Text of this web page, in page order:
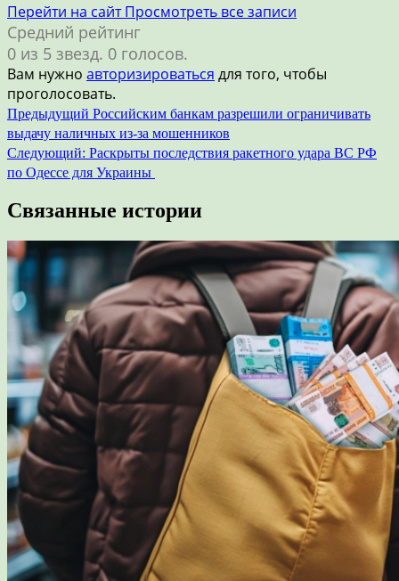
Перейти на сайтПросмотреть все записи
Средний рейтинг
0 из 5 звезд. 0 голосов.
Вам нужно авторизироваться для того, чтобы
проголосовать.
Навигация
по
записям
Предыдущий Российским банкам разрешили ограничивать
выдачу наличных из-за мошенников
Следующий: Раскрыты последствия ракетного удара ВС РФ
по Одессе для Украины
Связанные истории